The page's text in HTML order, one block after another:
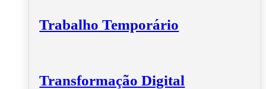
Trabalho Temporário
Transformação Digital